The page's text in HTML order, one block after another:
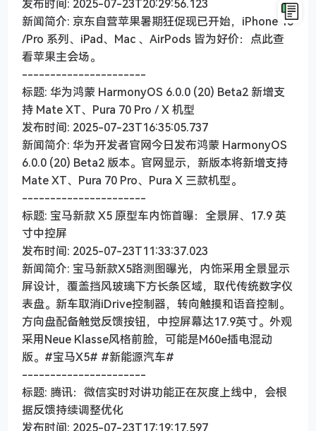
发布时间: 2025-07-23T20:29:56.123
新闻简介: 京东自营苹果暑期狂促现已开始，iPhone 16
/Pro 系列、iPad、Mac 、AirPods 皆为好价：点此查
看苹果主会场。
----------------------
标题: 华为鸿蒙 HarmonyOS 6.0.0 (20) Beta2 新增支
持 Mate XT、Pura 70 Pro / X 机型
发布时间: 2025-07-23T16:35:05.737
新闻简介: 华为开发者官网今日发布鸿蒙 HarmonyOS
6.0.0 (20) Beta2 版本。官网显示，新版本将新增支持
Mate XT、Pura 70 Pro、Pura X 三款机型。
----------------------
标题: 宝马新款 X5 原型车内饰首曝：全景屏、17.9 英
寸中控屏
发布时间: 2025-07-23T11:33:37.023
新闻简介: 宝马新款X5路测图曝光，内饰采用全景显示
屏设计，覆盖挡风玻璃下方长条区域，取代传统数字仪
表盘。新车取消iDrive控制器，转向触摸和语音控制。
方向盘配备触觉反馈按钮，中控屏幕达17.9英寸。外观
采用Neue Klasse风格前脸，可能是M60e插电混动
版。#宝马X5# #新能源汽车#
----------------------
标题: 腾讯：微信实时对讲功能正在灰度上线中，会根
据反馈持续调整优化
发布时间: 2025-07-23T17:19:17.597